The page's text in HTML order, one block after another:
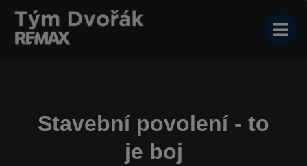
Stavební povolení - to
je boj